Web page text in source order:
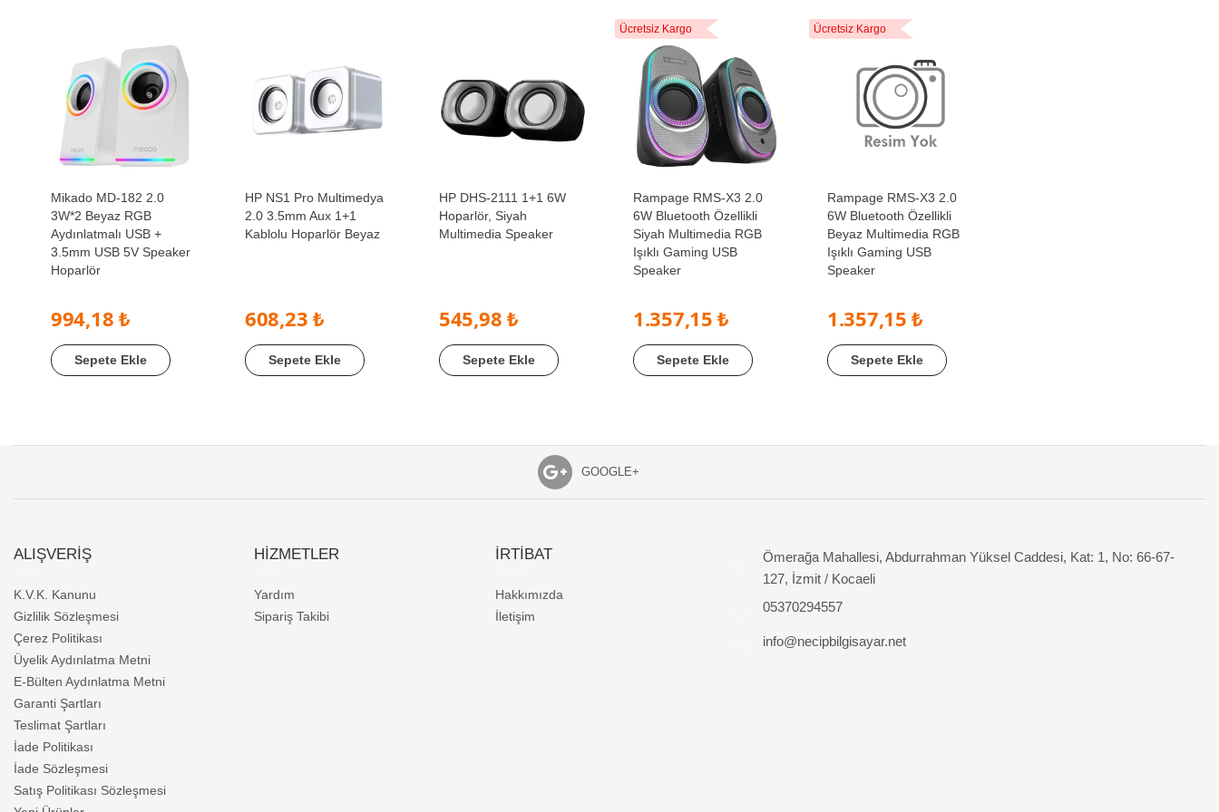
Mikado MD-182 2.0
3W*2 Beyaz RGB
Aydınlatmalı USB +
3.5mm USB 5V Speaker
Hoparlör
994,18 ₺
Sepete Ekle
HP NS1 Pro Multimedya
2.0 3.5mm Aux 1+1
Kablolu Hoparlör Beyaz
608,23 ₺
Sepete Ekle
HP DHS-2111 1+1 6W
Hoparlör, Siyah
Multimedia Speaker
545,98 ₺
Sepete Ekle
Ücretsiz Kargo
Rampage RMS-X3 2.0
6W Bluetooth Özellikli
Siyah Multimedia RGB
Işıklı Gaming USB
Speaker
1.357,15 ₺
Sepete Ekle
Ücretsiz Kargo
Rampage RMS-X3 2.0
6W Bluetooth Özellikli
Beyaz Multimedia RGB
Işıklı Gaming USB
Speaker
1.357,15 ₺
Sepete Ekle
GOOGLE+
ALIŞVERİŞ
K.V.K. Kanunu
Gizlilik Sözleşmesi
Çerez Politikası
Üyelik Aydınlatma Metni
E-Bülten Aydınlatma Metni
Garanti Şartları
Teslimat Şartları
İade Politikası
İade Sözleşmesi
Satış Politikası Sözleşmesi
HİZMETLER
Yardım
Sipariş Takibi
İRTİBAT
Hakkımızda
İletişim
Ömerağa Mahallesi, Abdurrahman Yüksel Caddesi, Kat: 1, No: 66-67-
127, İzmit / Kocaeli
05370294557
info@necipbilgisayar.net